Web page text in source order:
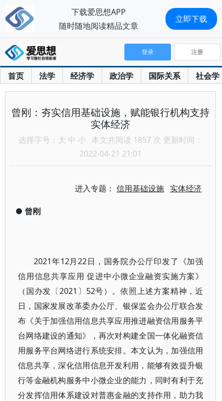
首页 法学 经济学 政治学 国际关系 社会学
登录 注册
曾刚：夯实信用基础设施，赋能银行机构支持
实体经济
选择字号： 大 中 小 本文共阅读 1857 次 更新时间：
2022-04-21 21:01
进入专题：信用基础设施 实体经济
● 曾刚
2021年12月22日，国务院办公厅印发了《加强
信用信息共享应用 促进中小微企业融资实施方案》
（国办发〔2021〕52号）。依照上述方案精神，近
日，国家发展改革委办公厅、银保监会办公厅联合发
布《关于加强信用信息共享应用推进融资信用服务平
台网络建设的通知》，再次对构建全国一体化融资信
用服务平台网络进行系统安排。本文认为，加强信用
信息共享，深化信用信息开发利用，能够有效提升银
行等金融机构服务中小微企业的能力，同时有利于充
分发挥信用体系建设对普惠金融的支持作用，助力我
下载爱思想APP
随时随地阅读精品文章
立即下载